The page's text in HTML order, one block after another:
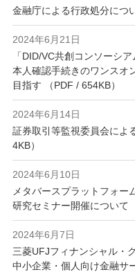
金融庁による行政処分につ
2024年6月21日
「DID/VC共創コンソーシ
本人確認手続きのワンスオ
目指す （PDF / 654KB）
2024年6月14日
証券取引等監視委員会によ
4KB）
2024年6月10日
メタバースプラットフォー
研究セミナー開催について
2024年6月7日
三菱UFJフィナンシャル・
中小企業・個人向け金融サ